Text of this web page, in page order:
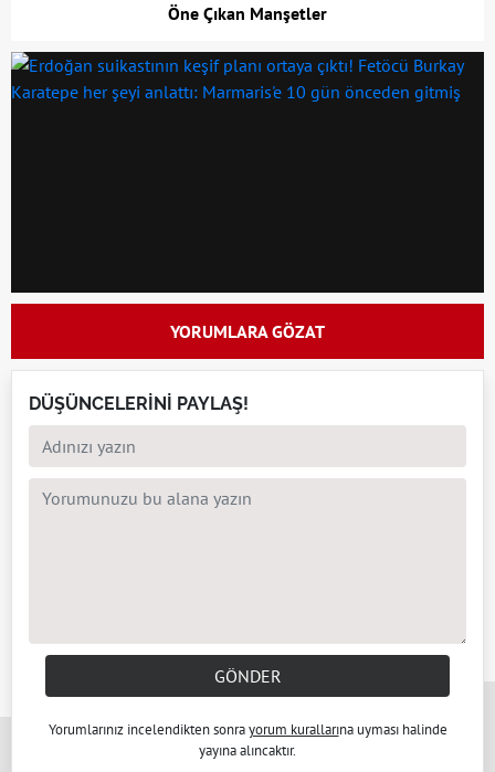
Öne Çıkan Manşetler
YORUMLARA GÖZAT
DÜŞÜNCELERİNİ PAYLAŞ!
GÖNDER
Yorumlarınız incelendikten sonrayorum kurallarına uyması halinde
yayına alıncaktır.